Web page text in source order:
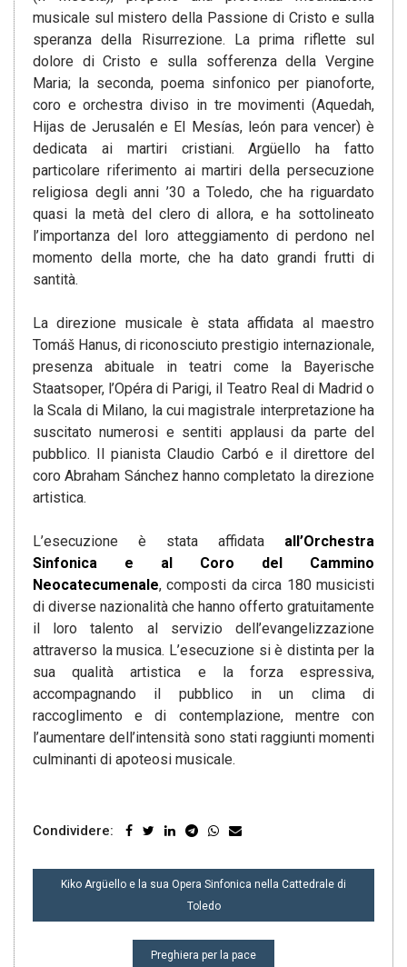
musicale sul mistero della Passione di Cristo e sulla
speranza della Risurrezione. La prima riflette sul
dolore di Cristo e sulla sofferenza della Vergine
Maria; la seconda, poema sinfonico per pianoforte,
coro e orchestra diviso in tre movimenti (Aquedah,
Hijas de Jerusalén e El Mesías, león para vencer) è
dedicata ai martiri cristiani. Argüello ha fatto
particolare riferimento ai martiri della persecuzione
religiosa degli anni ’30 a Toledo, che ha riguardato
quasi la metà del clero di allora, e ha sottolineato
l’importanza del loro atteggiamento di perdono nel
momento della morte, che ha dato grandi frutti di
santità.
La direzione musicale è stata affidata al maestro
Tomáš Hanus, di riconosciuto prestigio internazionale,
presenza abituale in teatri come la Bayerische
Staatsoper, l’Opéra di Parigi, il Teatro Real di Madrid o
la Scala di Milano, la cui magistrale interpretazione ha
suscitato numerosi e sentiti applausi da parte del
pubblico. Il pianista Claudio Carbó e il direttore del
coro Abraham Sánchez hanno completato la direzione
artistica.
L’esecuzione è stata affidata all’Orchestra
Sinfonica e al Coro del Cammino
Neocatecumenale, composti da circa 180 musicisti
di diverse nazionalità che hanno offerto gratuitamente
il loro talento al servizio dell’evangelizzazione
attraverso la musica. L’esecuzione si è distinta per la
sua qualità artistica e la forza espressiva,
accompagnando il pubblico in un clima di
raccoglimento e di contemplazione, mentre con
l’aumentare dell’intensità sono stati raggiunti momenti
culminanti di apoteosi musicale.
Condividere:
NAVIGAZIONE
Kiko Argüello e la sua Opera Sinfonica nella Cattedrale di
Toledo
Preghiera per la pace